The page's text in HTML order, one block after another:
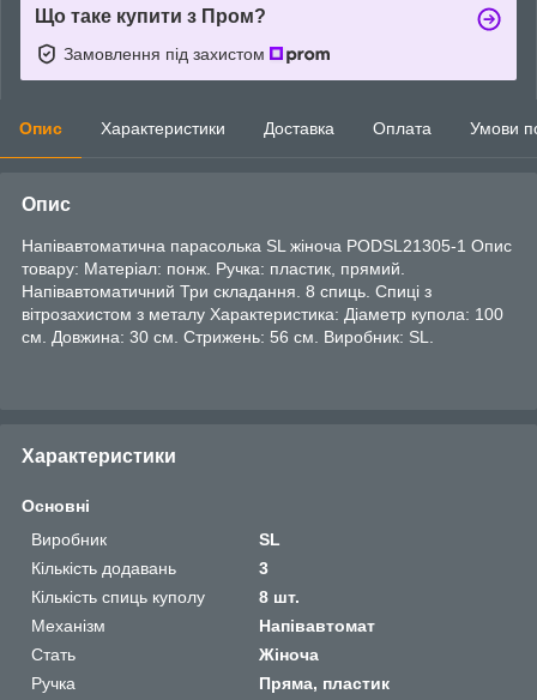
Що таке купити з Пром?
Замовлення під захистом
Опис Характеристики Доставка Оплата Умови
Опис
Напівавтоматична парасолька SL жіноча PODSL21305-1 Опис
товару: Матеріал: понж. Ручка: пластик, прямий.
Напівавтоматичний Три складання. 8 спиць. Спиці з
вітрозахистом з металу Характеристика: Діаметр купола: 100
см. Довжина: 30 см. Стрижень: 56 см. Виробник: SL.
Характеристики
Основні
Виробник
SL
Кількість додавань
3
Кількість спиць куполу
8 шт.
Механізм
Напівавтомат
Стать
Жіноча
Ручка
Пряма, пластик